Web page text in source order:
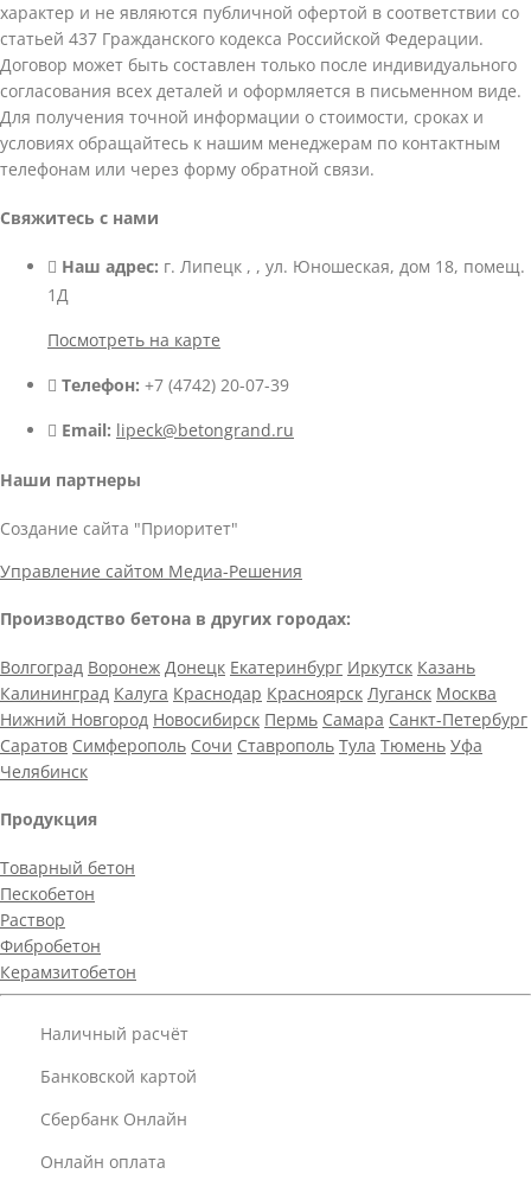
характер и не являются публичной офертой в соответствии со
статьей 437 Гражданского кодекса Российской Федерации.
Договор может быть составлен только после индивидуального
согласования всех деталей и оформляется в письменном виде.
Для получения точной информации о стоимости, сроках и
условиях обращайтесь к нашим менеджерам по контактным
телефонам или через форму обратной связи.
Свяжитесь с нами
Наш адрес: г. Липецк , , ул. Юношеская, дом 18, помещ.
1Д
Посмотреть на карте
Телефон: +7 (4742) 20-07-39
Email: lipeck@betongrand.ru
Наши партнеры
Создание сайта "Приоритет"
Управление сайтом Медиа-Решения
Производство бетона в других городах:
Волгоград Воронеж Донецк Екатеринбург Иркутск Казань
Калининград Калуга Краснодар Красноярск Луганск Москва
Нижний Новгород Новосибирск Пермь Самара Санкт-Петербург
Саратов Симферополь Сочи Ставрополь Тула Тюмень Уфа
Челябинск
Продукция
Товарный бетон
Пескобетон
Раствор
Фибробетон
Керамзитобетон
Наличный расчёт
Банковской картой
Сбербанк Онлайн
Онлайн оплата